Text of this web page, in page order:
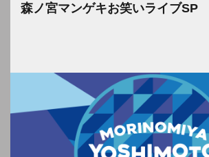
森ノ宮マンゲキお笑いライブSP